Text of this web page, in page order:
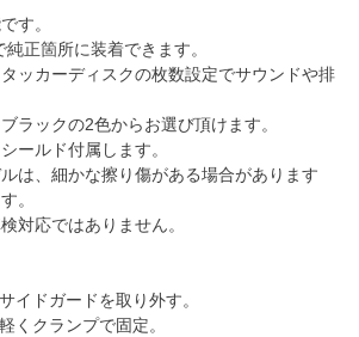
す。
純正箇所に装着できます。
ッカーディスクの枚数設定でサウンドや排
ラックの2色からお選び頂けます。
ールド付属します。
は、細かな擦り傷がある場合があります
。
対応ではありません。
イドガードを取り外す。
くクランプで固定。